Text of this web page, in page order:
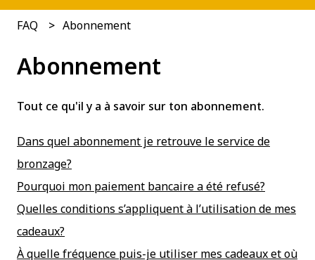
FAQ Abonnement
Abonnement
Tout ce qu'il y a à savoir sur ton abonnement.
Dans quel abonnement je retrouve le service de
bronzage?
Pourquoi mon paiement bancaire a été refusé?
Quelles conditions s’appliquent à l’utilisation de mes
cadeaux?
À quelle fréquence puis-je utiliser mes cadeaux et où